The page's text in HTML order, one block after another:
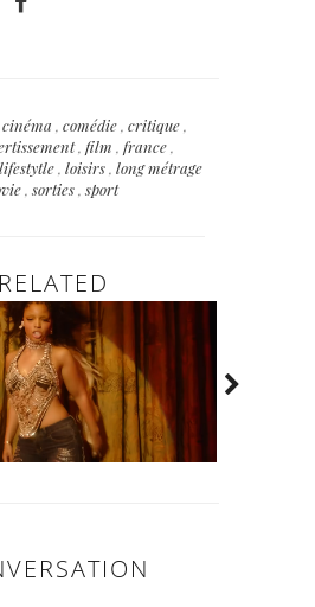
cinéma , comédie, critique,
, film , france,
lifestytle, loisirs, long métrage
, sorties, sport
RELATED